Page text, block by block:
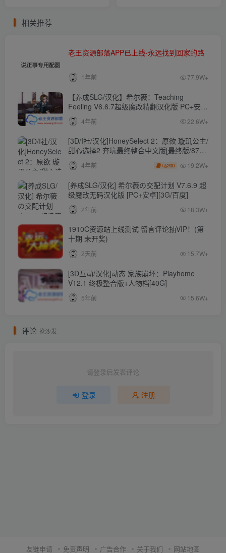
相关推荐
老王资源部落APP已上线-永远找到回家的路
1年前 77.9W+
【养成SLG/汉化】希尔薇：Teaching
Feeling V6.6.7超级魔改精翻汉化版 PC+安卓
【4.3G】
4年前 22.6W+
[3D/I社/汉化]HoneySelect 2：原欲 璇玑公主/
甜心选择2 弃坑最终整合中文版[最终版/87G/
秒传]
4年前 200 19.2W+
[养成SLG/汉化] 希尔薇の交配计划 V7.6.9 超
级魔改无码汉化版 [PC+安卓][3G/百度]
2年前 18.3W+
1910C资源站上线测试 留言评论抽VIP！(第
十期 未开奖)
2天前 15.7W+
[3D互动/汉化]动态 家族崩坏：Playhome
V12.1 终极整合版+人物档[40G]
5年前 15.6W+
评论 抢沙发
请登录后发表评论
登录 注册
友链申请 免责声明 广告合作 关于我们 网站地图